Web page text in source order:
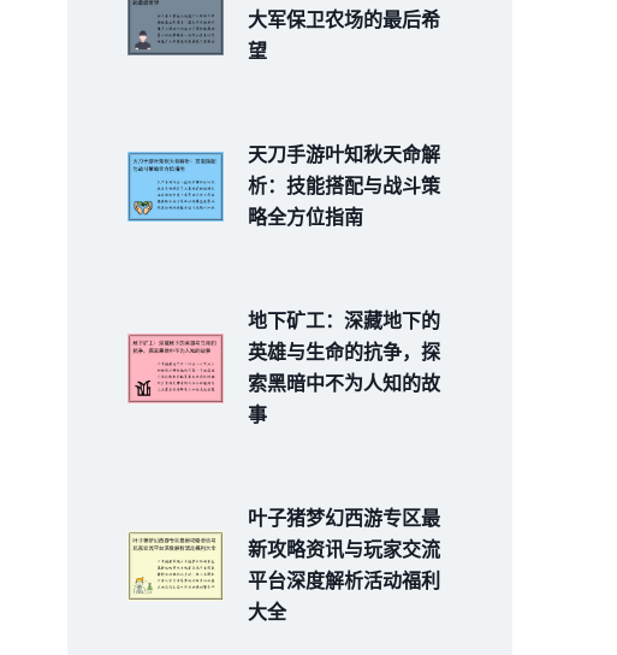
大军保卫农场的最后希
望
天刀手游叶知秋天命解
析：技能搭配与战斗策
略全方位指南
地下矿工：深藏地下的
英雄与生命的抗争，探
索黑暗中不为人知的故
事
叶子猪梦幻西游专区最
新攻略资讯与玩家交流
平台深度解析活动福利
大全